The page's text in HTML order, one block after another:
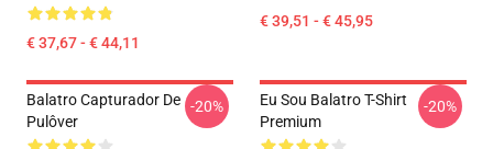
€ 37,67 - € 44,11
€ 39,51 - € 45,95
Balatro Capturador De
Pulôver
-20%
Eu Sou Balatro T-Shirt
Premium
-20%